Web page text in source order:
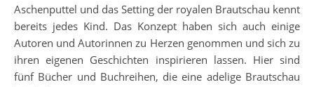
Aschenputtel und das Setting der royalen Brautschau kennt
bereits jedes Kind. Das Konzept haben sich auch einige
Autoren und Autorinnen zu Herzen genommen und sich zu
ihren eigenen Geschichten inspirieren lassen. Hier sind
fünf Bücher und Buchreihen, die eine adelige Brautschau